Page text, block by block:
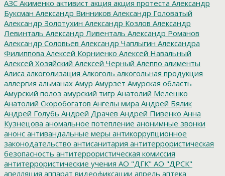
АЗС Акименко активист акция акция протеста Александр
Буксман Александр Винников Александр Головатый
Александр Золотухин Александр Козлов Александр
Левинталь Александр Ливенталь Александр Романов
Александр Соловьев Александр Чаплыгин Александра
Филиппова Алексей Корниенко Алексей Навальный
Алексей Хозяйский Алексей Черный Алеппо алименты
Алиса алкоголизация Алкоголь алкогольная продукция
аллергия альманах Амур Амурзет Амурская область
Амурский полоз амурский тигр Анатолий Мелешко
Анатолий Скоробогатов Ангелы мира Андрей Бялик
Андрей Голубь Андрей Драчев Андрей Пивенко Анна
Кузнецова аномальное потепление анонимные звонки
анонс антивандальные меры антикоррупционное
законодательство антисанитария антитеррористическая
безопасность антитеррористическая комиссия
антитеррористические учения АО "ДГК" АО "ДРСК"
апелляция аппарат видеофиксации апрель аптека